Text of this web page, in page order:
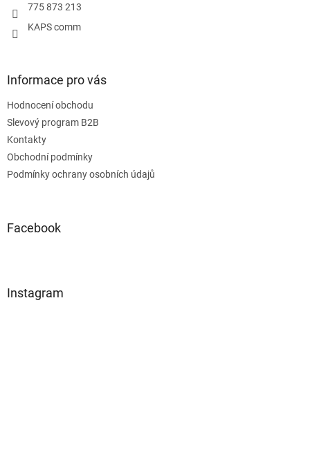
775 873 213
KAPS comm
Informace pro vás
Hodnocení obchodu
Slevový program B2B
Kontakty
Obchodní podmínky
Podmínky ochrany osobních údajů
Facebook
Instagram